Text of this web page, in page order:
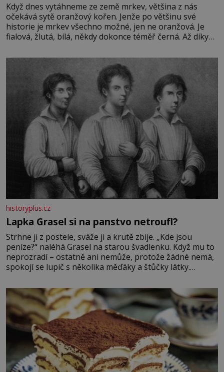
Když dnes vytáhneme ze země mrkev, většina z nás
očekává sytě oranžový kořen. Jenže po většinu své
historie je mrkev všechno možné, jen ne oranžová. Je
fialová, žlutá, bílá, někdy dokonce téměř černá. Až díky
bez které si českou zahradu ani nedokážeme představit.
historyplus.cz
Lapka Grasel si na panstvo netroufl?
Strhne ji z postele, sváže ji a krutě zbije. „Kde jsou
peníze?“ naléhá Grasel na starou švadlenku. Když mu to
neprozradí – ostatně ani nemůže, protože žádné nemá,
spokojí se lupič s několika měďáky a štůčky látky.
krutý. Jeho činy budí hrůzu ještě dlouho po jeho smrti